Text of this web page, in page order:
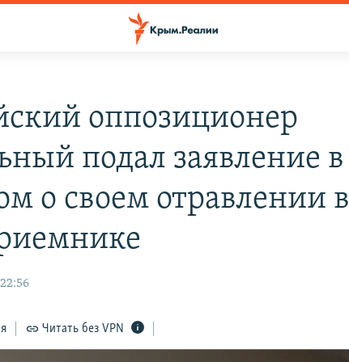
оппозиционер
подал заявление в
о своем отравлении в
Читать без VPN